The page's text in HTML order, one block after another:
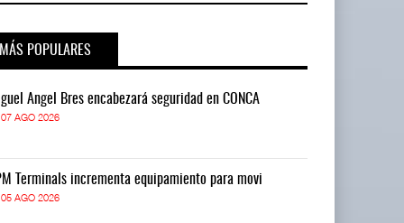
MÁS POPULARES
Ángel Bres encabezará seguridad en CONCA
07 AGO 2026
Terminals incrementa equipamiento para movi
05 AGO 2026